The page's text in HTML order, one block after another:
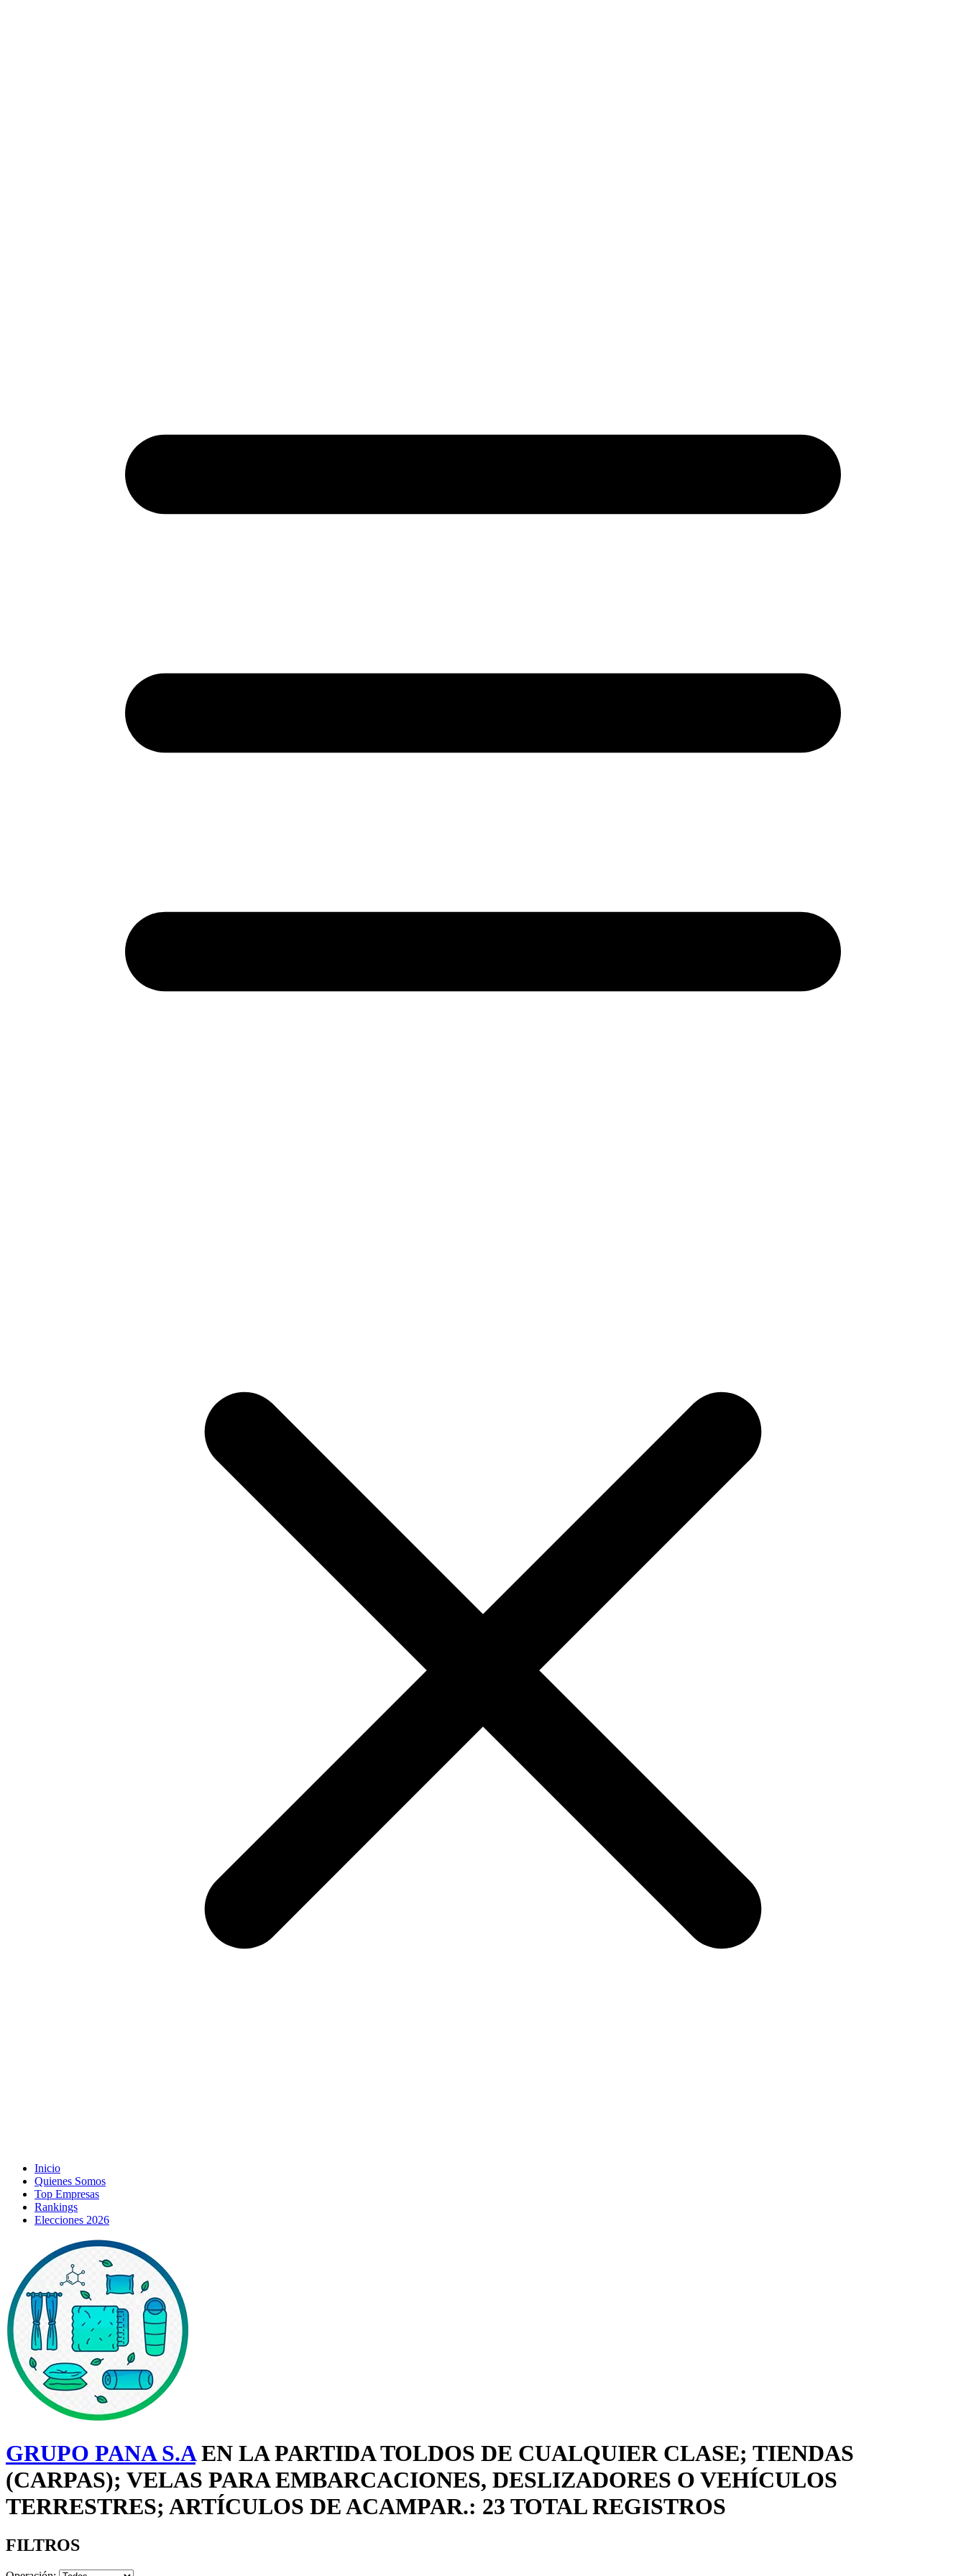
Inicio
Quienes Somos
Top Empresas
Rankings
Elecciones 2026
GRUPO PANA S.AEN LA PARTIDA TOLDOS DE CUALQUIER CLASE; TIENDAS
(CARPAS); VELAS PARA EMBARCACIONES, DESLIZADORES O VEHÍCULOS
TERRESTRES; ARTÍCULOS DE ACAMPAR.: 23 TOTAL REGISTROS
FILTROS